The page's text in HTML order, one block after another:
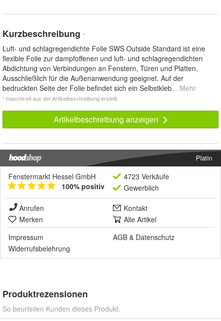
Kurzbeschreibung *
Luft- und schlagregendichte Folie SWS Outside Standard ist eine
flexible Folie zur dampfoffenen und luft- und schlagregendichten
Abdichtung von Verbindungen an Fenstern, Türen und Platten.
Ausschließlich für die Außenanwendung geeignet. Auf der
bedruckten Seite der Folie befindet sich ein Selbstkleb... Mehr
* maschinell aus der Artikelbeschreibung erstellt
Artikelbeschreibung anzeigen
Platin
Fenstermarkt Hessel GmbH
100% positiv
4723 Verkäufe
Gewerblich
Anrufen
Kontakt
Merken
Alle Artikel
Impressum
AGB & Datenschutz
Widerrufsbelehrung
Produktrezensionen
So beurteilen Kunden dieses Produkt.